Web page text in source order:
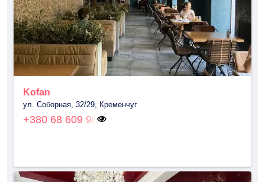
Kofan
ул. Соборная, 32/29, Кременчуг
+380 68 609 90